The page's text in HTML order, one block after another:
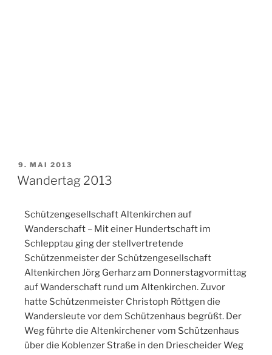
9. MAI 2013
Wandertag 2013
Schützengesellschaft Altenkirchen auf
Wanderschaft – Mit einer Hundertschaft im
Schlepptau ging der stellvertretende
Schützenmeister der Schützengesellschaft
Altenkirchen Jörg Gerharz am Donnerstagvormittag
auf Wanderschaft rund um Altenkirchen. Zuvor
hatte Schützenmeister Christoph Röttgen die
Wandersleute vor dem Schützenhaus begrüßt. Der
Weg führte die Altenkirchener vom Schützenhaus
über die Koblenzer Straße in den Driescheider Weg